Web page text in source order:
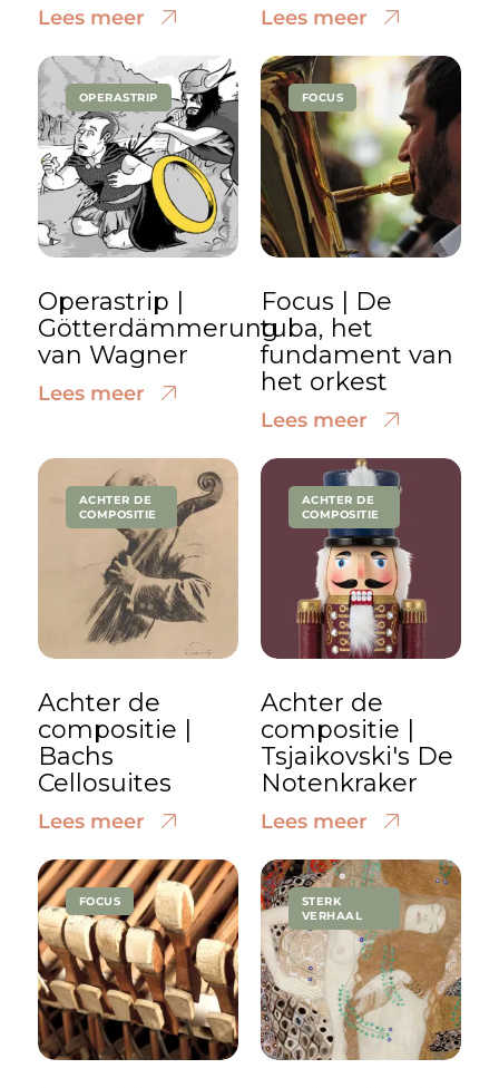
Lees meer Lees meer
OPERASTRIP
Operastrip |
Götterdämmerung
van Wagner
Lees meer
FOCUS
Focus | De
tuba, het
fundament van
het orkest
Lees meer
ACHTER DE
COMPOSITIE
Achter de
compositie |
Bachs
Cellosuites
Lees meer
ACHTER DE
COMPOSITIE
Achter de
compositie |
Tsjaikovski's De
Notenkraker
Lees meer
FOCUS
STERK
VERHAAL